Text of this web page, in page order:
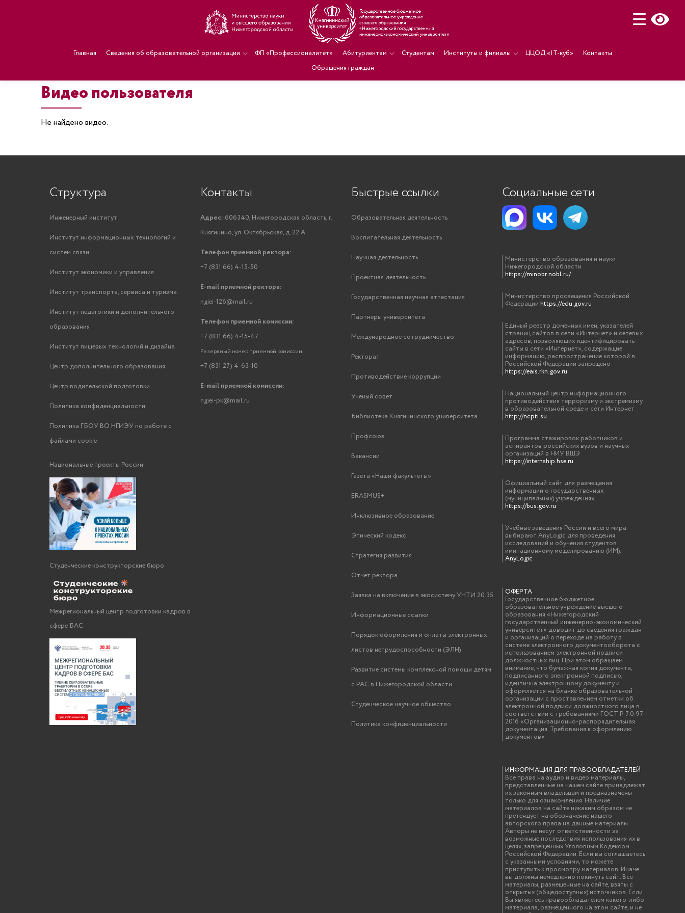
Главная Сведения об образовательной организации ФП «Профессионалитет» Абитуриентам Студентам Институты и филиалы ЦЦОД «IT-куб»
Контакты
Обращения граждан
Видео пользователя
Не найдено видео.
Структура
Инженерный институт
Институт информационных технологий и
систем связи
Институт экономики и управления
Институт транспорта, сервиса и туризма
Институт педагогики и дополнительного
образования
Институт пищевых технологий и дизайна
Центр дополнительного образования
Центр водительской подготовки
Политика конфиденциальности
Политика ГБОУ ВО НГИЭУ по работе с
файлами cookie
Национальные проекты России
Студенческие конструкторские бюро
Межрегиональный центр подготовки кадров в
сфере БАС
Контакты
Адрес: 606340, Нижегородская область, г.
Княгинино, ул. Октябрьская, д. 22 А
Телефон приемной ректора:
+7 (831 66) 4-15-50
E-mail приемной ректора:
ngiei-126@mail.ru
Телефон приемной комиссии:
+7 (831 66) 4-15-47
Резервный номер приемной комиссии:
+7 (831 27) 4-63-10
E-mail приемной комиссии:
ngiei-pk@mail.ru
Быстрые ссылки
Образовательная деятельность
Воспитательная деятельность
Научная деятельность
Проектная деятельность
Государственная научная аттестация
Партнеры университета
Международное сотрудничество
Ректорат
Противодействие коррупции
Ученый совет
Библиотека Княгининского университета
Профсоюз
Вакансии
Газета «Наши факультеты»
ERASMUS+
Инклюзивное образование
Этический кодекс
Стратегия развития
Отчёт ректора
Заявка на включение в экосистему УНТИ 20.35
Информационные ссылки
Порядок оформления и оплаты электронных
листов нетрудоспособности (ЭЛН).
Развитие системы комплексной помощи детям
с РАС в Нижегородской области
Студенческое научное общество
Политика конфиденциальности
Социальные сети
Министерство образования и науки
Нижегородской области
https://minobr.nobl.ru/
Министерство просвещения Российской
Федерации https://edu.gov.ru
Единый реестр доменных имен, указателей
страниц сайтов в сети «Интернет» и сетевых
адресов, позволяющих идентифицировать
сайты в сети «Интернет», содержащие
информацию, распространение которой в
Российской Федерации запрещено
https://eais.rkn.gov.ru
Национальный центр информационного
противодействия терроризму и экстремизму
в образовательной среде и сети Интернет
http://ncpti.su
Программа стажировок работников и
аспирантов российских вузов и научных
организаций в НИУ ВШЭ
https://internship.hse.ru
Официальный сайт для размещения
информации о государственных
(муниципальных) учреждениях
https://bus.gov.ru
Учебные заведения России и всего мира
выбирают AnyLogic для проведения
исследований и обучения студентов
имитационному моделированию (ИМ).
AnyLogic
ОФЕРТА
Государственное бюджетное
образовательное учреждение высшего
образования «Нижегородский
государственный инженерно-экономический
университет» доводит до сведения граждан
и организаций о переходе на работу в
системе электронного документооборота с
использованием электронной подписи
должностных лиц. При этом обращаем
внимание, что бумажная копия документа,
подписанного электронной подписью,
идентична электронному документу и
оформляется на бланке образовательной
организации с проставлением отметки об
электронной подписи должностного лица в
соответствии с требованиями ГОСТ Р 7.0.97-
2016 «Организационно-распорядительная
документация. Требования к оформлению
документов»
ИНФОРМАЦИЯ ДЛЯ ПРАВООБЛАДАТЕЛЕЙ
Все права на аудио и видео материалы,
представленные на нашем сайте принадлежат
их законным владельцам и предназначены
только для ознакомления. Наличие
материалов на сайте никаким образом не
претендует на обозначение нашего
авторского права на данные материалы.
Авторы не несут ответственности за
возможные последствия использования их в
целях, запрещенных Уголовным Кодексом
Российской Федерации. Если вы соглашаетесь
с указанными условиями, то можете
приступить к просмотру материалов. Иначе
вы должны немедленно покинуть сайт. Все
материалы, размещенные на сайте, взяты с
открытых (общедоступных) источников. Если
Вы являетесь правообладателем какого-либо
материала, размещённого на этом сайте, и не